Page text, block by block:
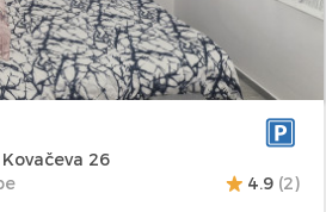
Struktura :Studio
26
4.9(2)